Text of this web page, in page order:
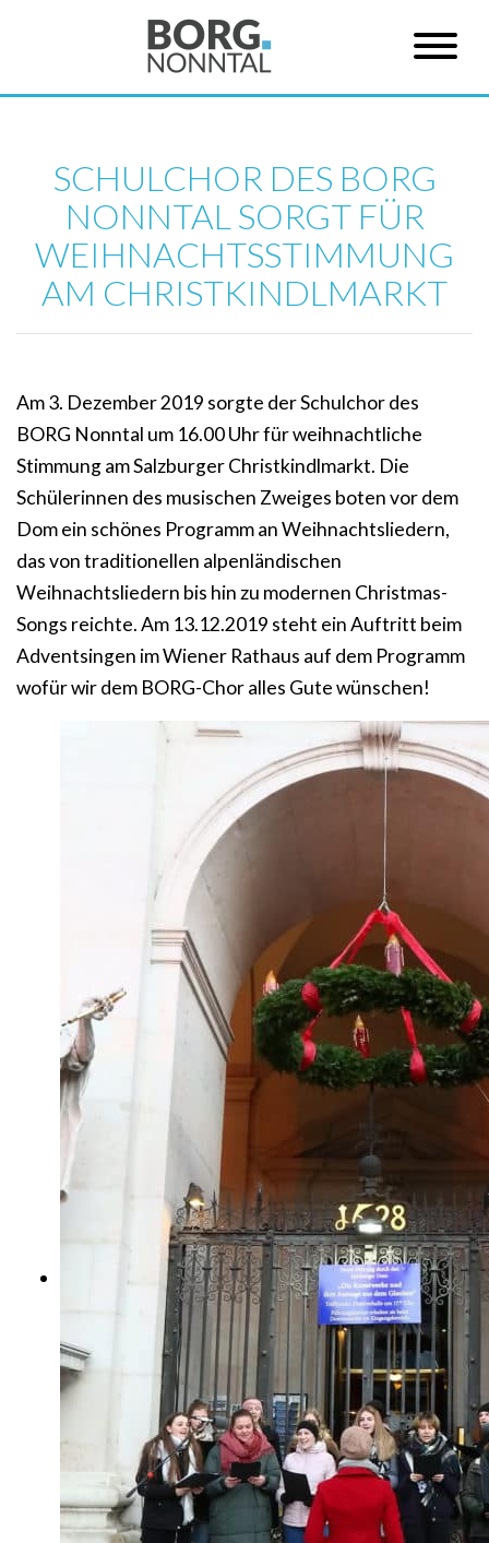
SCHULCHOR DES BORG
NONNTAL SORGT FÜR
WEIHNACHTSSTIMMUNG
AM CHRISTKINDLMARKT
Am 3. Dezember 2019 sorgte der Schulchor des
BORG Nonntal um 16.00 Uhr für weihnachtliche
Stimmung am Salzburger Christkindlmarkt. Die
Schülerinnen des musischen Zweiges boten vor dem
Dom ein schönes Programm an Weihnachtsliedern,
das von traditionellen alpenländischen
Weihnachtsliedern bis hin zu modernen Christmas-
Songs reichte. Am 13.12.2019 steht ein Auftritt beim
Adventsingen im Wiener Rathaus auf dem Programm
wofür wir dem BORG-Chor alles Gute wünschen!